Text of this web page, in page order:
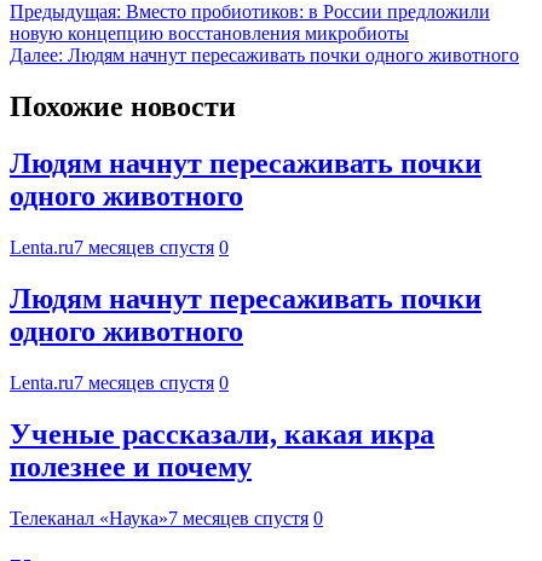
Предыдущая: Вместо пробиотиков: в России предложили
новую концепцию восстановления микробиоты
Далее: Людям начнут пересаживать почки одного животного
Похожие новости
Людям начнут пересаживать почки
одного животного
Lenta.ru7 месяцев спустя 0
Людям начнут пересаживать почки
одного животного
Lenta.ru7 месяцев спустя 0
Ученые рассказали, какая икра
полезнее и почему
Телеканал «Наука»7 месяцев спустя 0